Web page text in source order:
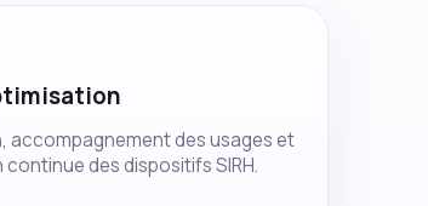
accompagnement des usages et
des dispositifs SIRH.